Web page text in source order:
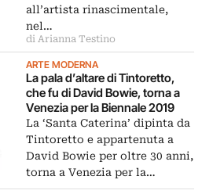
all’artista rinascimentale,
nel…
di Arianna Testino
ARTE MODERNA
La pala d’altare di Tintoretto,
che fu di David Bowie, torna a
Venezia per la Biennale 2019
La ‘Santa Caterina’ dipinta da
Tintoretto e appartenuta a
David Bowie per oltre 30 anni,
torna a Venezia per la…